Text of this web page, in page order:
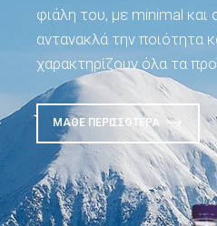
φιάλη του, με minimal και
αντανακλά την ποιότητα
χαρακτηρίζουν όλα τα
ΜΆΘΕ ΠΕΡΙΣΣΌΤΕΡΑ